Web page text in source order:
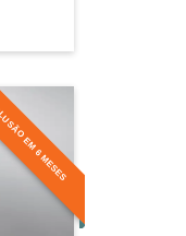
EM 6 MESES
e